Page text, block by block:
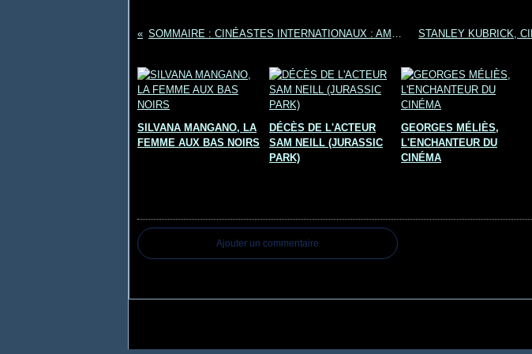
SOMMAIRE : CINÉASTES INTERNATIONAUX : AMÉRICAINS & ANGLAIS
SILVANA MANGANO, LA
FEMME AUX BAS NOIRS
DÉCÈS DE L'ACTEUR
SAM NEILL (JURASSIC
PARK)
GEORGES MÉLIÈS,
L'ENCHANTEUR DU
CINÉMA
Ajouter un commentaire